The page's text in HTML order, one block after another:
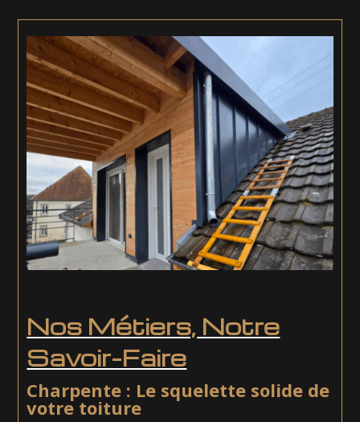
Nos Métiers, Notre
Savoir-Faire
Charpente : Le squelette solide de
votre toiture